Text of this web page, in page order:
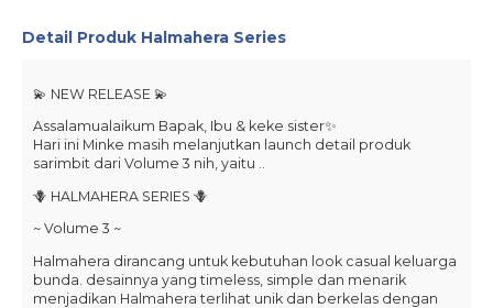
Detail Produk Halmahera Series
💫 NEW RELEASE 💫
Assalamualaikum Bapak, Ibu & keke sister✨
Hari ini Minke masih melanjutkan launch detail produk
sarimbit dari Volume 3 nih, yaitu ..
🪻 HALMAHERA SERIES 🪻
~ Volume 3 ~
Halmahera dirancang untuk kebutuhan look casual keluarga
bunda. desainnya yang timeless, simple dan menarik
menjadikan Halmahera terlihat unik dan berkelas dengan